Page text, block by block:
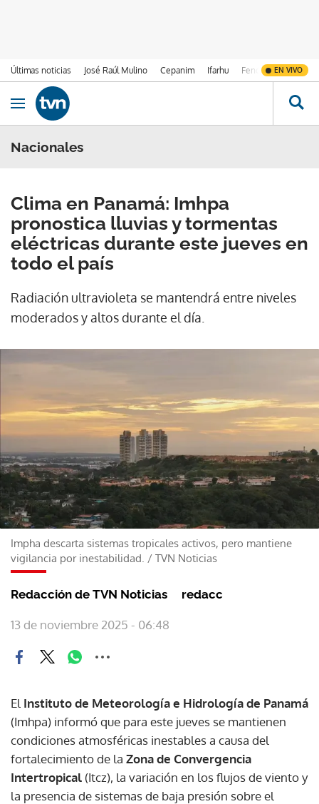
Últimas noticias José Raúl Mulino Cepanim Ifarhu Fenómeno de El
EN VIVO
Ir al contenido
Obrir navegació
Nacionales
Clima en Panamá: Imhpa
pronostica lluvias y tormentas
eléctricas durante este jueves en
todo el país
Radiación ultravioleta se mantendrá entre niveles
moderados y altos durante el día.
Impha descarta sistemas tropicales activos, pero mantiene
vigilancia por inestabilidad. / TVN Noticias
Redacción de TVN Noticias redacc
13 de noviembre 2025 - 06:48
El Instituto de Meteorología e Hidrología de Panamá
(Imhpa) informó que para este jueves se mantienen
condiciones atmosféricas inestables a causa del
fortalecimiento de la Zona de Convergencia
Intertropical (Itcz), la variación en los flujos de viento y
la presencia de sistemas de baja presión sobre el